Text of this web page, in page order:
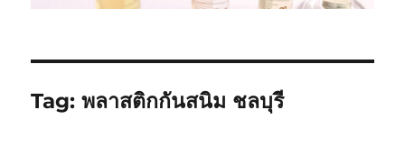
Tag:พลาสติกกันสนิม ชลบุรี